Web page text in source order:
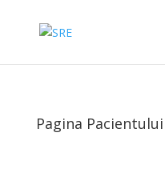
Pagina Pacientului